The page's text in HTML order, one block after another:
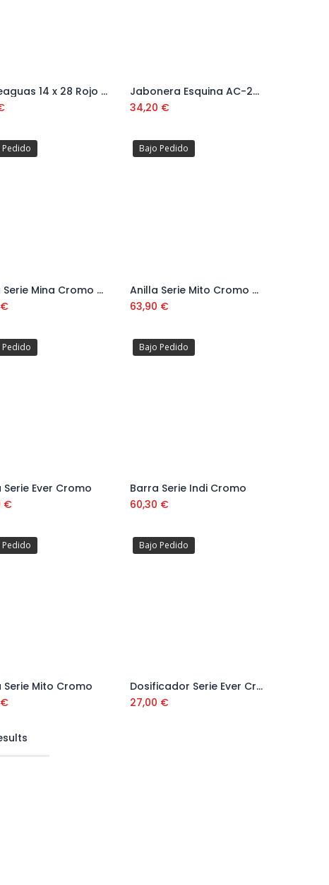
Añadir al carrito
Vierteaguas 14 x 28 Rojo 24
Jabonera Esquina AC-252
34,20 €
Pedido
Añadir al carrito
Anilla Serie Mina Cromo MIN-04
€
Bajo Pedido
Añadir al carrito
Anilla Serie Mito Cromo MI-04
63,90 €
Pedido
Añadir al carrito
Serie Ever Cromo
€
Bajo Pedido
Añadir al carrito
Barra Serie Indi Cromo
60,30 €
Pedido
Añadir al carrito
Serie Mito Cromo
€
Bajo Pedido
Añadir al carrito
Dosificador Serie Ever Cromo
27,00 €